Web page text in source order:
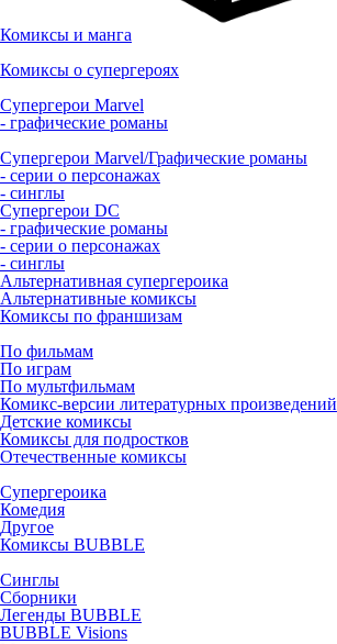
Комиксы и манга
Комиксы о супергероях
Супергерои Marvel
- графические романы
Супергерои Marvel/Графические романы
- серии о персонажах
- синглы
Супергерои DC
- графические романы
- серии о персонажах
- синглы
Альтернативная супергероика
Альтернативные комиксы
Комиксы по франшизам
По фильмам
По играм
По мультфильмам
Комикс-версии литературных произведений
Детские комиксы
Комиксы для подростков
Отечественные комиксы
Супергероика
Комедия
Другое
Комиксы BUBBLE
Синглы
Сборники
Легенды BUBBLE
BUBBLE Visions